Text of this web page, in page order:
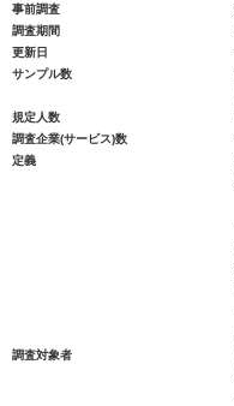
事前調査
調査期間
更新日
サンプル数
規定人数
調査企業(サービス)数
定義
調査対象者